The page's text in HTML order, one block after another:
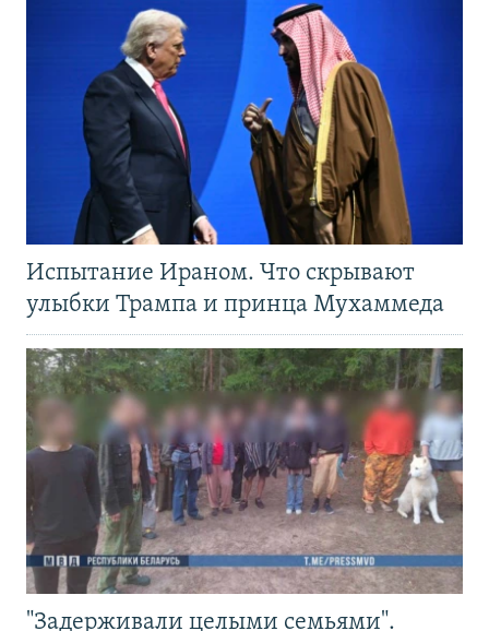
Испытание Ираном. Что скрывают
улыбки Трампа и принца Мухаммеда
"Задерживали целыми семьями".